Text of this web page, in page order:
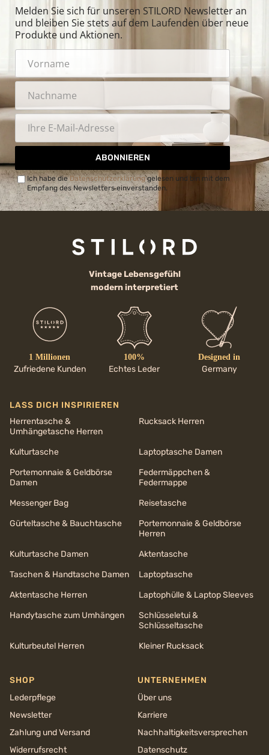
Melden Sie sich für unseren STILORD Newsletter an
und bleiben Sie stets auf dem Laufenden über neue
Produkte und Aktionen.
ABONNIEREN
Ich habe dieDatenschutzerklärunggelesen und bin mit dem
Empfang des Newsletters einverstanden.
Vintage Lebensgefühl
modern interpretiert
1 Millionen
Zufriedene Kunden
100%
Echtes Leder
Designed in
Germany
LASS DICH INSPIRIEREN
Herrentasche &
Umhängetasche Herren
Rucksack Herren
Kulturtasche
Laptoptasche Damen
Portemonnaie & Geldbörse
Damen
Federmäppchen &
Federmappe
Messenger Bag
Reisetasche
Gürteltasche & Bauchtasche
Portemonnaie & Geldbörse
Herren
Kulturtasche Damen
Aktentasche
Taschen & Handtasche Damen
Laptoptasche
Aktentasche Herren
Laptophülle & Laptop Sleeves
Handytasche zum Umhängen
Schlüsseletui &
Schlüsseltasche
Kulturbeutel Herren
Kleiner Rucksack
SHOP
Lederpflege
Newsletter
Zahlung und Versand
Widerrufsrecht
UNTERNEHMEN
Über uns
Karriere
Nachhaltigkeits­versprechen
Datenschutz